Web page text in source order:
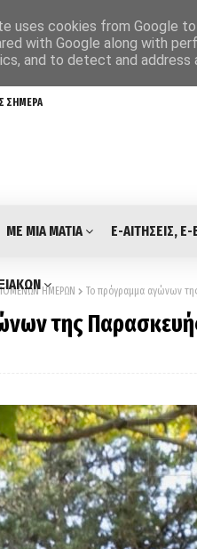
ΣΗΜΕΡΑ
ΜΕ ΜΙΑ ΜΑΤΙΑ E-ΑΙΤΗΣΕΙΣ,
ΗΜΕΡΩΝ Το πρόγραμμα αγώνων της
της Παρασκευής
uses cookies from Google
with Google along with
and to detect and address